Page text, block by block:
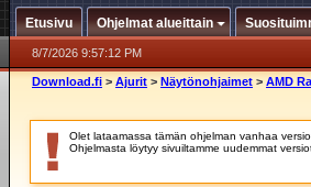
Etusivu Ohjelmat alueittain
8/7/2026 9:57:12 PM
Download.fi > Ajurit > Näytönohjaimet > AMD
Olet lataamassa tämän ohjelman vanhaa
Ohjelmasta löytyy sivuiltamme uudemmat